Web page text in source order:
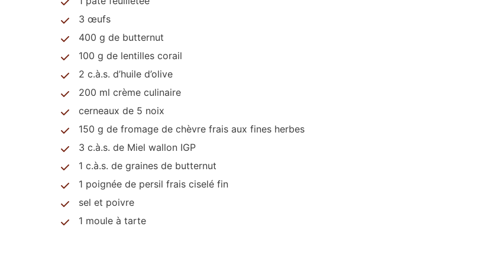
3 œufs
400 g de butternut
100 g de lentilles corail
2 c.à.s. d’huile d’olive
200 ml crème culinaire
cerneaux de 5 noix
150 g de fromage de chèvre frais aux fines herbes
3 c.à.s. de Miel wallon IGP
1 c.à.s. de graines de butternut
1 poignée de persil frais ciselé fin
sel et poivre
1 moule à tarte